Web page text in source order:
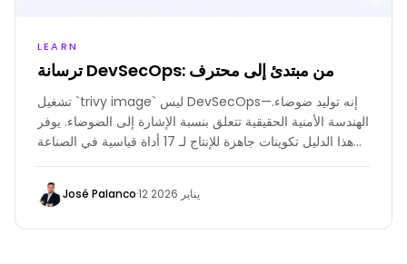
LEARN
ترسانة DevSecOps: من مبتدئ إلى محترف
تشغيل `trivy image` ليس DevSecOps—إنه توليد ضوضاء.
الهندسة الأمنية الحقيقية تتعلق بنسبة الإشارة إلى الضوضاء. يوفر
هذا الدليل تكوينات جاهزة للإنتاج لـ 17 أداة قياسية في الصناعة
José Palanco· 12 يناير 2026